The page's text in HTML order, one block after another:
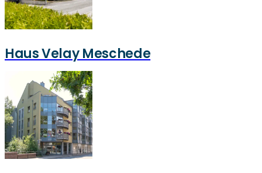
Haus Velay Meschede